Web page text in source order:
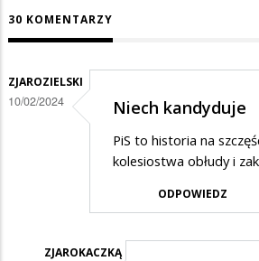
30 KOMENTARZY
ZJAROZIELSKI
10/02/2024 Niech kandyduje
PiS to historia na
kolesiostwa obłudy i
ODPOWIEDZ
ZJAROKACZKĄ